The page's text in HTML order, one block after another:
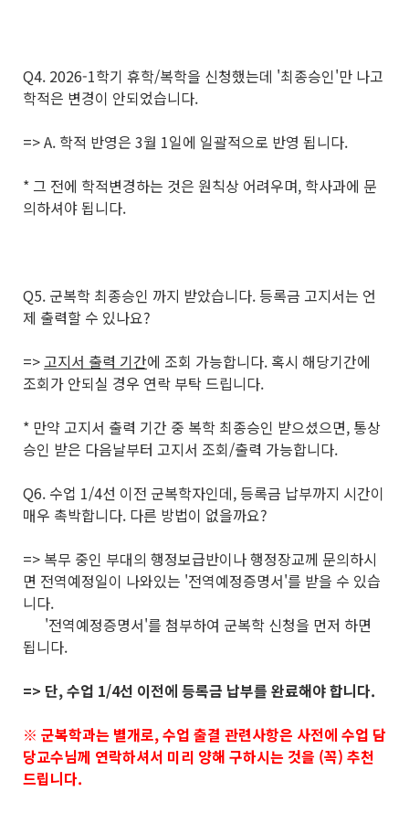
Q4. 2026-1학기 휴학/복학을 신청했는데 '최종승인'만 나고
학적은 변경이 안되었습니다.
=> A. 학적 반영은 3월 1일에 일괄적으로 반영 됩니다.
* 그 전에 학적변경하는 것은 원칙상 어려우며, 학사과에 문
의하셔야 됩니다.
Q5. 군복학 최종승인 까지 받았습니다. 등록금 고지서는 언
제 출력할 수 있나요?
=>고지서 출력 기간에 조회 가능합니다. 혹시 해당기간에
조회가 안되실 경우 연락 부탁 드립니다.
* 만약 고지서 출력 기간 중 복학 최종승인 받으셨으면, 통상
승인 받은 다음날부터 고지서 조회/출력 가능합니다.
Q6. 수업 1/4선 이전 군복학자인데, 등록금 납부까지 시간이
매우 촉박합니다. 다른 방법이 없을까요?
=> 복무 중인 부대의 행정보급반이나 행정장교께 문의하시
면 전역예정일이 나와있는 '전역예정증명서'를 받을 수 있습
니다.
'전역예정증명서'를 첨부하여 군복학 신청을 먼저 하면
됩니다.
=> 단, 수업 1/4선 이전에 등록금 납부를 완료해야 합니다.
※ 군복학과는 별개로, 수업 출결 관련사항은 사전에 수업 담
당교수님께 연락하셔서 미리 양해 구하시는 것을 (꼭) 추천
드립니다.